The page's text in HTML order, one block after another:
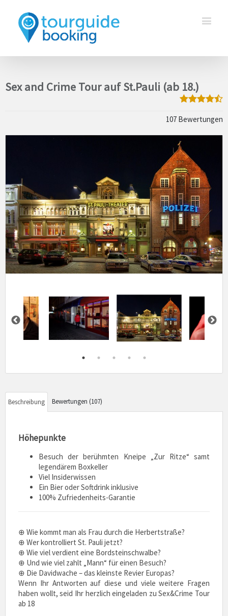
Sex and Crime Tour auf St.Pauli (ab 18.)
107 Bewertungen
Beschreibung Bewertungen (107)
Höhepunkte
Besuch der berühmten Kneipe „Zur Ritze“ samt
legendärem Boxkeller
Viel Insiderwissen
Ein Bier oder Softdrink inklusive
100% Zufriedenheits-Garantie
⊕ Wie kommt man als Frau durch die Herbertstraße?
⊕ Wer kontrolliert St. Pauli jetzt?
⊕ Wie viel verdient eine Bordsteinschwalbe?
⊕ Und wie viel zahlt „Mann“ für einen Besuch?
⊕ Die Davidwache – das kleinste Revier Europas?
Wenn Ihr Antworten auf diese und viele weitere Fragen
haben wollt, seid Ihr herzlich eingeladen zu Sex&Crime Tour
ab 18